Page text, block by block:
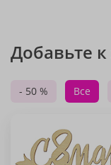
Добавьте к
- 50 % Все